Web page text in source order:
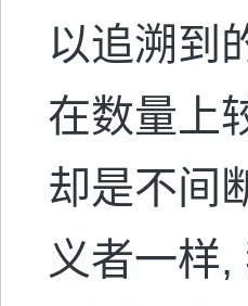
以追溯到
在数量上
却是不间
义者一样,